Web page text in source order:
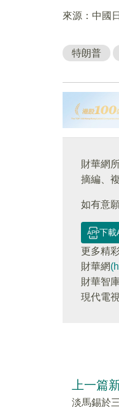
來源：中國
特朗普
財華網
摘編、
如有意
下載
更多精
財華網
財華智
現代電
上一篇
淡馬錫於